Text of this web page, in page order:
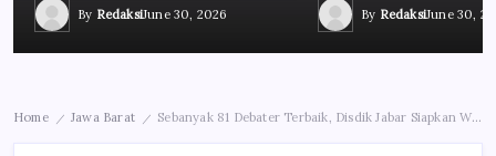
By RedaksiJune 30, 2026 By RedaksiJune 30,
Home / Jawa Barat / Sebanyak 81 Debater Terbaik, Disdik Jabar Siapkan Wakil Nasional